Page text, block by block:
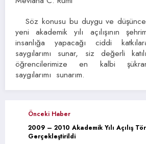
Söz konusu bu duygu ve
yeni akademik yılı açılışının
insanlığa yapacağı ciddi
saygılarımı sunar, siz değerli
öğrencilerimize en kalbi
saygılarımı sunarım.
Önceki Haber
2009 – 2010 Akademik Yılı Açılış
Gerçekleştirildi